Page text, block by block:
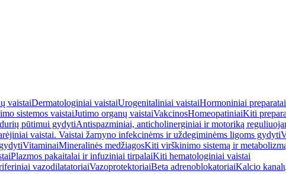
vaistaiDermatologiniai vaistaiUrogenitaliniai vaistaiHormoniniai preparatai
sistemos vaistaiJutimo organų vaistaiVakcinosHomeopatiniaiKiti
pūtimui gydytiAntispazminiai, anticholinerginiai ir motoriką
vaistai. Vaistai žarnyno infekcinėms ir uždegiminėms ligoms gydyti
VitaminaiMineralinės medžiagosKiti virškinimo sistemą ir
Plazmos pakaitalai ir infuziniai tirpalaiKiti hematologiniai vaistai
vazodilatatoriaiVazoprotektoriaiBeta adrenoblokatoriaiKalcio